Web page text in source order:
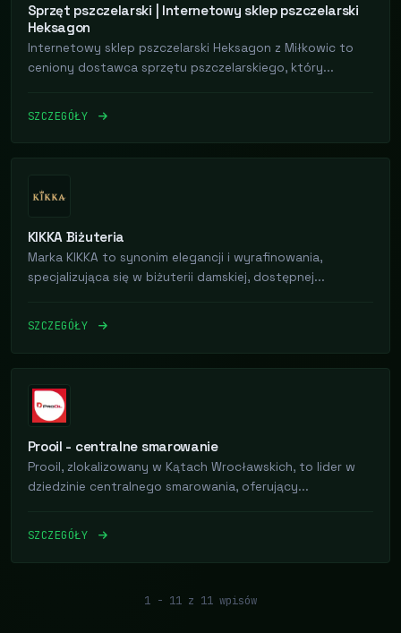
Sprzęt pszczelarski | Internetowy sklep pszczelarski
Heksagon
Internetowy sklep pszczelarski Heksagon z Miłkowic to
ceniony dostawca sprzętu pszczelarskiego, który...
SZCZEGÓŁY
KIKKA Biżuteria
Marka KIKKA to synonim elegancji i wyrafinowania,
specjalizująca się w biżuterii damskiej, dostępnej...
SZCZEGÓŁY
Prooil - centralne smarowanie
Prooil, zlokalizowany w Kątach Wrocławskich, to lider w
dziedzinie centralnego smarowania, oferujący...
SZCZEGÓŁY
1 - 11 z 11 wpisów